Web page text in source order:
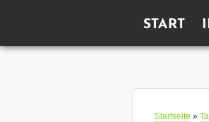
START
Startseite »